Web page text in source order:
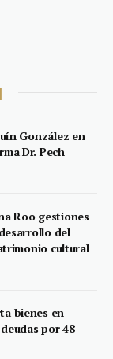
González en
Dr. Pech
Roo gestiones
del
cultural
bienes en
por 48